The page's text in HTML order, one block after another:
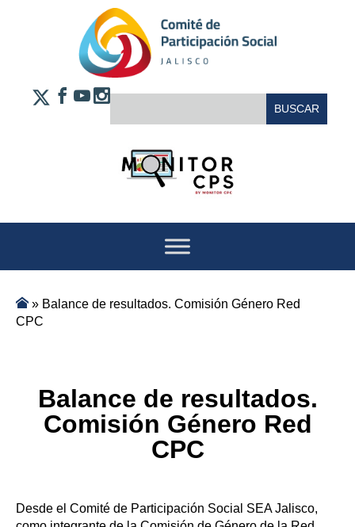
» Balance de resultados. Comisión Género Red
CPC
Balance de resultados.
Comisión Género Red
CPC
Desde el Comité de Participación Social SEA Jalisco,